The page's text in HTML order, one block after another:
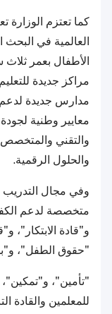
كما تعتزم
العالمية في البحث
الأطفال بعمر ثلاث
مراكز جديدة
مدارس جديدة لدعم
معايير وطنية لجودة
والتقني والمتخصص،
والحلول الرقمية.
وفي مجال التدريب
متخصصة لدعم
و"قادة الابتكار"،
"حقوق الطفل"،
"تأمين"، و"تمكين"،
للمعلمين والقادة